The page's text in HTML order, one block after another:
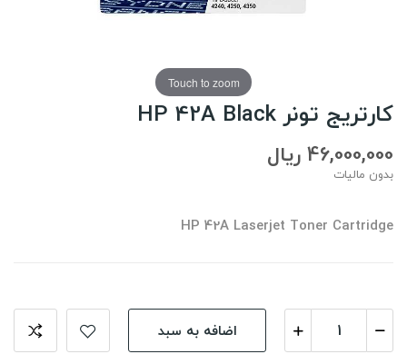
Touch to zoom
کارتریج تونر HP 42A Black
46,000,000 ریال
بدون مالیات
HP 42A Laserjet Toner Cartridge
اضافه به سبد